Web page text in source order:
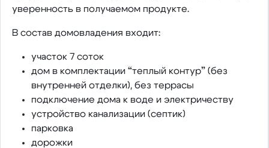
уверенность в получаемом продукте.
В состав домовладения входит:
участок 7 соток
дом в комплектации “теплый контур” (без
внутренней отделки), без террасы
подключение дома к воде и электричеству
устройство канализации (септик)
парковка
дорожки